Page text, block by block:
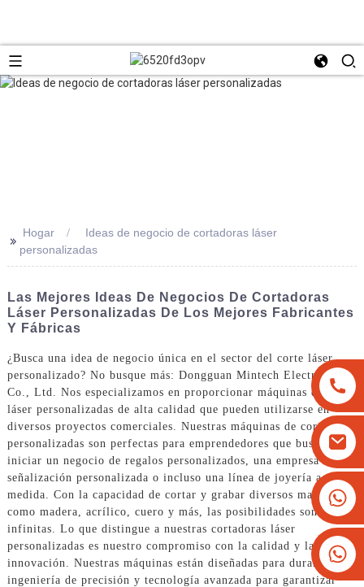
+8613825779334
+16266628193
>> Hogar
Ideas de negocio de cortadoras láser
personalizadas
Las Mejores Ideas De Negocios De Cortadoras
Láser Personalizadas De Los Mejores Fabricantes
Y Fábricas
¿Busca una idea de negocio única en el sector del corte láser
personalizado? No busque más: Dongguan Mintech Electronic
Co., Ltd. Nos especializamos en proporcionar máquinas de corte
láser personalizadas de alta calidad que pueden utilizarse en
diversos proyectos comerciales. Nuestras máquinas de corte láser
personalizadas son perfectas para emprendedores que buscan
iniciar un negocio de regalos personalizados, una empresa de
señalización personalizada o incluso una línea de joyería a
medida. Con la capacidad de cortar y grabar diversos materiales
como madera, acrílico, cuero y más, las posibilidades son
infinitas. Lo que distingue a nuestras cortadoras láser
personalizadas es nuestro compromiso con la calidad y la
innovación. Nuestras máquinas están diseñadas para durar, con
ingeniería de precisión y tecnología avanzada para garantizar